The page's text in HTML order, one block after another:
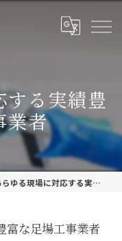
る実績豊
業者
ゆる現場に対応する実績豊富な足場工事業者
富な足場工事業者